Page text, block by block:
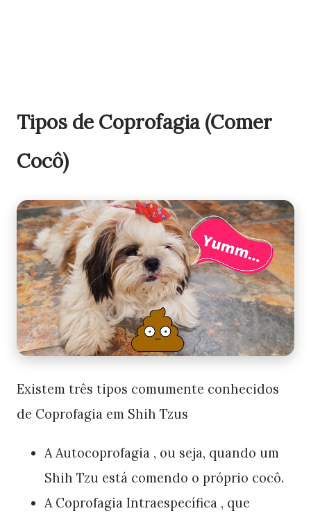
Tipos de Coprofagia (Comer
Cocô)
Existem três tipos comumente conhecidos
de Coprofagia em Shih Tzus
A Autocoprofagia , ou seja, quando um
Shih Tzu está comendo o próprio cocô.
A Coprofagia Intraespecífica , que